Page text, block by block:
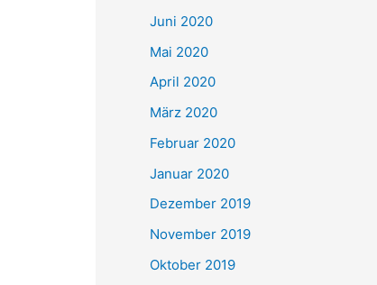
Juni 2020
Mai 2020
April 2020
März 2020
Februar 2020
Januar 2020
Dezember 2019
November 2019
Oktober 2019